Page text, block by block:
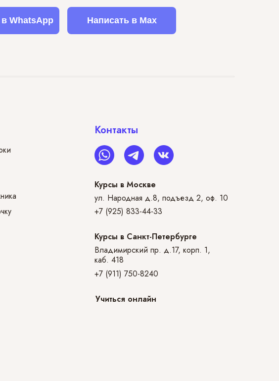
WhatsApp Написать в Max
Контакты
Курсы в Москве
ул. Народная д.8, подъезд 2, оф. 10
+7 (925) 833-44-33
Курсы в Санкт-Петербурге
Владимирский пр. д.17, корп. 1,
каб. 418
+7 (911) 750-8240
Учиться онлайн